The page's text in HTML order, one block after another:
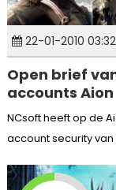
22-01-2010 03:32
Open brief
accounts Aion
NCsoft heeft op de
account security van